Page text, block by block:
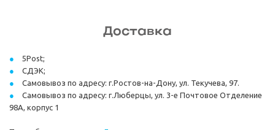
Доставка
5Post;
СДЭК;
Самовывоз по адресу: г.Ростов-на-Дону, ул. Текучева, 97.
Самовывоз по адресу: г.Люберцы, ул. 3-е Почтовое Отделение
98А, корпус 1